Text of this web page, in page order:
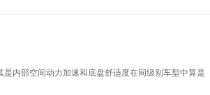
内部空间动力加速和底盘舒适度在同级别车型中算是